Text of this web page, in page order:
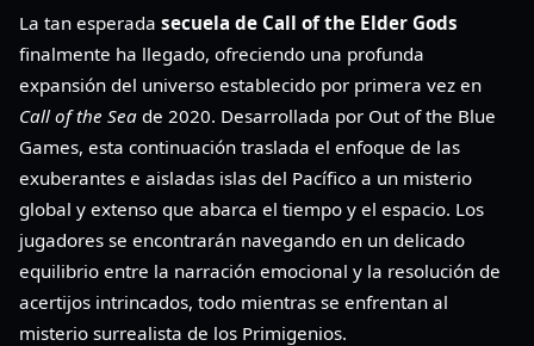
La tan esperada secuela de Call of the Elder Gods
finalmente ha llegado, ofreciendo una profunda
expansión del universo establecido por primera vez en
Call of the Sea de 2020. Desarrollada por Out of the Blue
Games, esta continuación traslada el enfoque de las
exuberantes e aisladas islas del Pacífico a un misterio
global y extenso que abarca el tiempo y el espacio. Los
jugadores se encontrarán navegando en un delicado
equilibrio entre la narración emocional y la resolución de
acertijos intrincados, todo mientras se enfrentan al
misterio surrealista de los Primigenios.